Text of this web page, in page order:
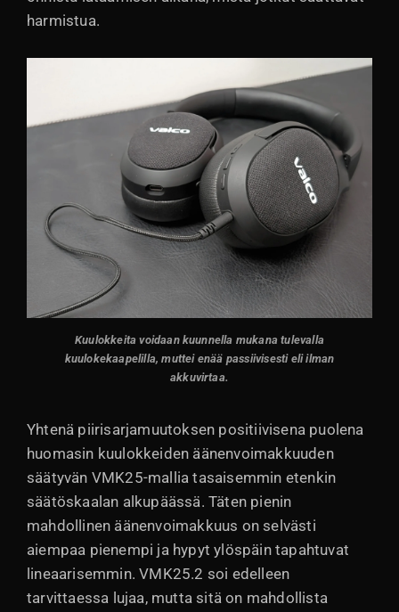
harmistua.
Kuulokkeita voidaan kuunnella mukana tulevalla
kuulokekaapelilla, muttei enää passiivisesti eli ilman
akkuvirtaa.
Yhtenä piirisarjamuutoksen positiivisena puolena
huomasin kuulokkeiden äänenvoimakkuuden
säätyvän VMK25-mallia tasaisemmin etenkin
säätöskaalan alkupäässä. Täten pienin
mahdollinen äänenvoimakkuus on selvästi
aiempaa pienempi ja hypyt ylöspäin tapahtuvat
lineaarisemmin. VMK25.2 soi edelleen
tarvittaessa lujaa, mutta sitä on mahdollista